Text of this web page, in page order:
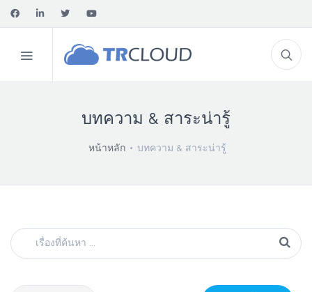
บทความ & สาระน่ารู้
หน้าหลัก บทความ & สาระน่ารู้